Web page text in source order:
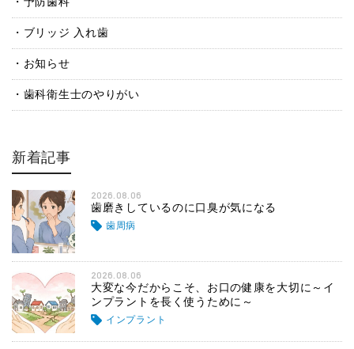
ブリッジ 入れ歯
お知らせ
歯科衛生士のやりがい
新着記事
2026.08.06
歯磨きしているのに口臭が気になる
歯周病
2026.08.06
大変な今だからこそ、お口の健康を大切に～イ
ンプラントを長く使うために～
インプラント